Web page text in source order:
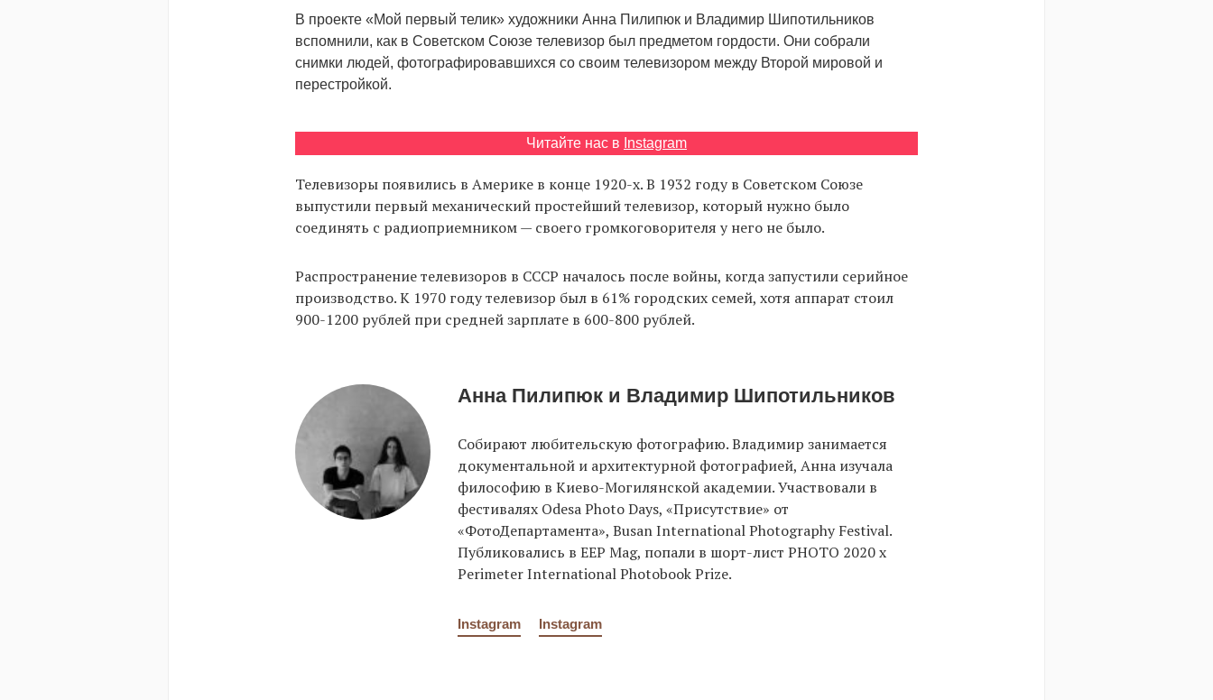
В проекте «Мой первый телик» художники Анна Пилипюк и Владимир Шипотильников
вспомнили, как в Советском Союзе телевизор был предметом гордости. Они собрали
снимки людей, фотографировавшихся со своим телевизором между Второй мировой и
перестройкой.
Читайте нас в Instagram
Телевизоры появились в Америке в конце 1920-х. В 1932 году в Советском Союзе
выпустили первый механический простейший телевизор, который нужно было
соединять с радиоприемником — своего громкоговорителя у него не было.
Распространение телевизоров в СССР началось после войны, когда запустили серийное
производство. К 1970 году телевизор был в 61% городских семей, хотя аппарат стоил
900-1200 рублей при средней зарплате в 600-800 рублей.
Анна Пилипюк и Владимир Шипотильников
Собирают любительскую фотографию. Владимир занимается
документальной и архитектурной фотографией, Анна изучала
философию в Киево-Могилянской академии. Участвовали в
фестивалях Odesa Photo Days, «Присутствие» от
«ФотоДепартамента», Busan International Photography Festival.
Публиковались в EEP Mag, попали в шорт-лист PHOTO 2020 x
Perimeter International Photobook Prize.
Instagram Instagram